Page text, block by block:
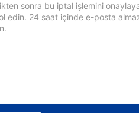
sonra bu iptal işlemini
edin. 24 saat içinde e-posta